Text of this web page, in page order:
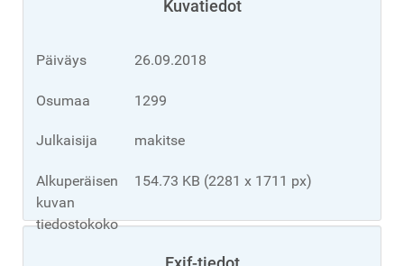
Kuvatiedot
Päiväys 26.09.2018
Osumaa 1299
Julkaisija makitse
Alkuperäisen
kuvan
tiedostokoko
154.73 KB (2281 x 1711 px)